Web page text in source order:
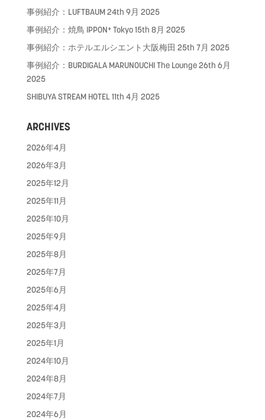
事例紹介：LUFTBAUM24th 9月 2025
事例紹介：焼鳥 IPPON⁺ Tokyo15th 8月 2025
事例紹介：ホテルエルシエント大阪梅田 25th 7月 2025
事例紹介：BURDIGALA MARUNOUCHI The Lounge26th 6月
2025
SHIBUYA STREAM HOTEL11th 4月 2025
ARCHIVES
2026年4月
2026年3月
2025年12月
2025年11月
2025年10月
2025年9月
2025年8月
2025年7月
2025年6月
2025年4月
2025年3月
2025年1月
2024年10月
2024年8月
2024年7月
2024年6月